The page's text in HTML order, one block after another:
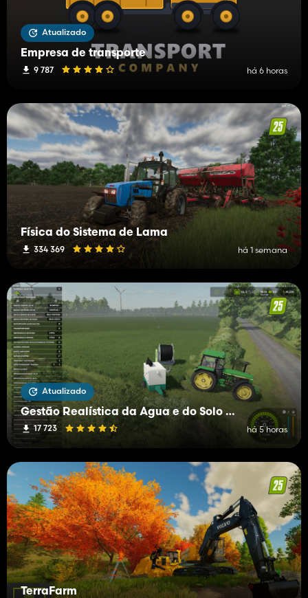
Atualizado
Empresa de transporte
9 787 há 6 horas
Física do Sistema de Lama
334 369 há 1 semana
Atualizado
Gestão Realística da Água e do Solo (RWSM)
17 723 há 5 horas
TerraFarm